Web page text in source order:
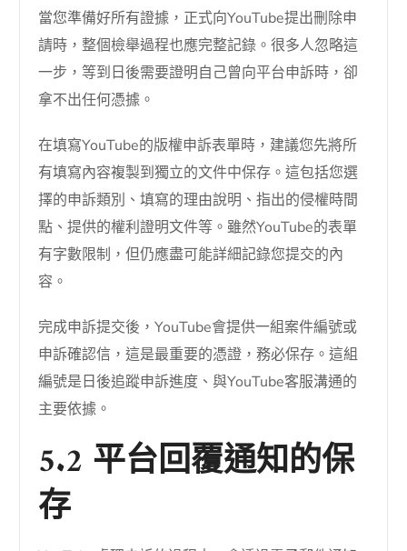
當您準備好所有證據，正式向YouTube提出刪除申
請時，整個檢舉過程也應完整記錄。很多人忽略這
一步，等到日後需要證明自己曾向平台申訴時，卻
拿不出任何憑據。
在填寫YouTube的版權申訴表單時，建議您先將所
有填寫內容複製到獨立的文件中保存。這包括您選
擇的申訴類別、填寫的理由說明、指出的侵權時間
點、提供的權利證明文件等。雖然YouTube的表單
有字數限制，但仍應盡可能詳細記錄您提交的內
容。
完成申訴提交後，YouTube會提供一組案件編號或
申訴確認信，這是最重要的憑證，務必保存。這組
編號是日後追蹤申訴進度、與YouTube客服溝通的
主要依據。
5.2 平台回覆通知的保
存